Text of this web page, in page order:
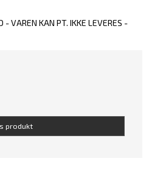
- VAREN KAN PT. IKKE LEVERES -
produkt